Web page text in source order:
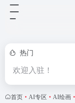
热门
欢迎入驻！
首页 • AI专区 • AI绘画 •